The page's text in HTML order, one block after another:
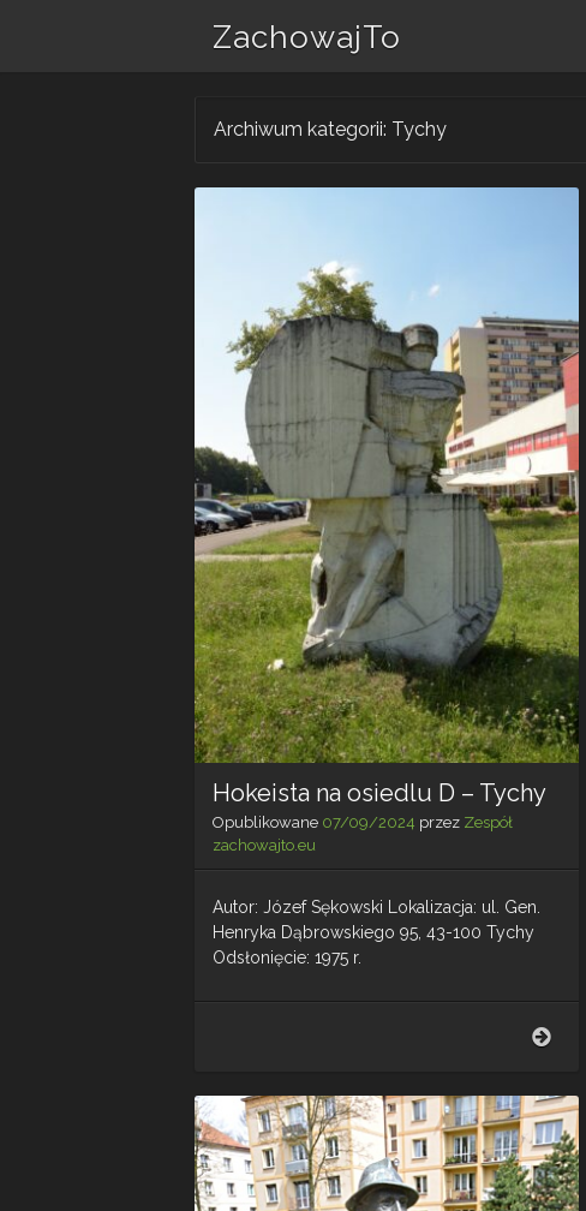
ZachowajTo
Archiwum kategorii: Tychy
Hokeista na osiedlu D – Tychy
Opublikowane 07/09/2024 przez Zespół
zachowajto.eu
Autor: Józef Sękowski Lokalizacja: ul. Gen.
Henryka Dąbrowskiego 95, 43-100 Tychy
Odsłonięcie: 1975 r.
D
–